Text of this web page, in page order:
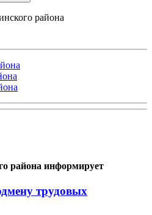
района информирует
трудовых